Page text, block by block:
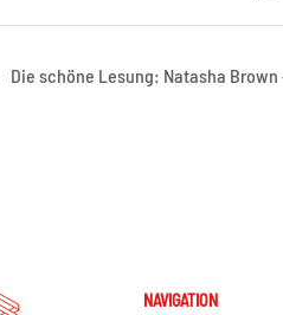
Die schöne Lesung: Natasha
NAVIGATION